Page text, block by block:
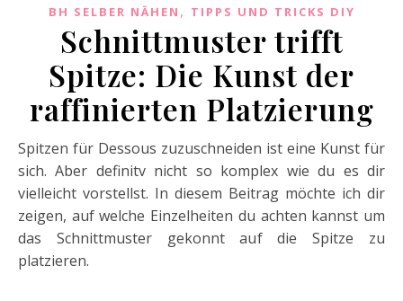
BH SELBER NÄHEN , TIPPS UND TRICKS DIY
Schnittmuster trifft
Spitze: Die Kunst der
raffinierten Platzierung
Spitzen für Dessous zuzuschneiden ist eine Kunst für
sich. Aber definitv nicht so komplex wie du es dir
vielleicht vorstellst. In diesem Beitrag möchte ich dir
zeigen, auf welche Einzelheiten du achten kannst um
das Schnittmuster gekonnt auf die Spitze zu
platzieren.